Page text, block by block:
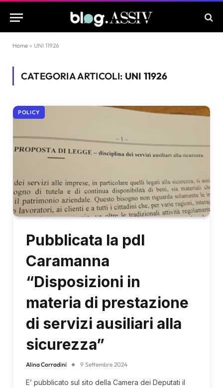
Home » UNI 11926
CATEGORIA ARTICOLI: UNI 11926
POLICY
Pubblicata la pdl
Caramanna
“Disposizioni in
materia di prestazione
di servizi ausiliari alla
sicurezza”
Alina Corradini 9 Settembre 2024
E’ pubblicato sul sito della Camera dei Deputati il